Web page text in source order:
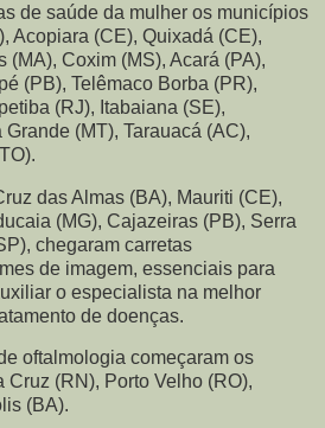
de saúde da mulher os municípios
Acopiara (CE), Quixadá (CE),
(MA), Coxim (MS), Acará (PA),
(PB), Telêmaco Borba (PR),
(RJ), Itabaiana (SE),
(MT), Tarauacá (AC),
das Almas (BA), Mauriti (CE),
(MG), Cajazeiras (PB), Serra
chegaram carretas
de imagem, essenciais para
o especialista na melhor
de doenças.
oftalmologia começaram os
Cruz (RN), Porto Velho (RO),
(BA).